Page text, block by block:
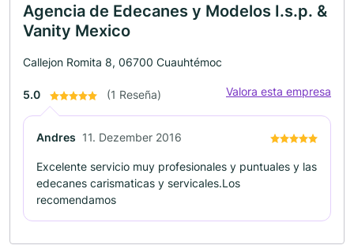
Agencia de Edecanes y Modelos I.s.p. &
Vanity Mexico
Callejon Romita 8, 06700 Cuauhtémoc
5.0 (1 Reseña) Valora esta empresa
Andres 11. Dezember 2016
Excelente servicio muy profesionales y puntuales y las
edecanes carismaticas y servicales.Los
recomendamos